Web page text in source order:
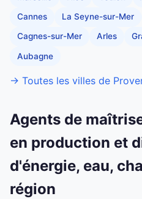
Cannes La Seyne-sur-Mer
Cagnes-sur-Mer Arles
Aubagne
→ Toutes les villes de
Agents de
en production et
d'énergie, eau,
région